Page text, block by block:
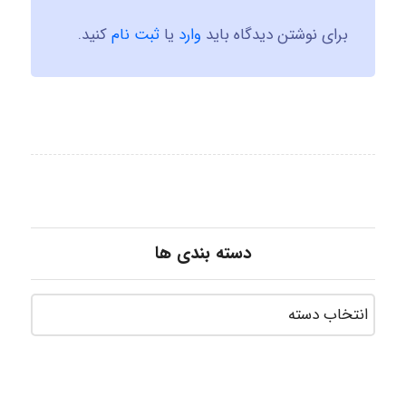
برای نوشتن دیدگاه باید وارد یا ثبت نامکنید.
دسته بندی ها